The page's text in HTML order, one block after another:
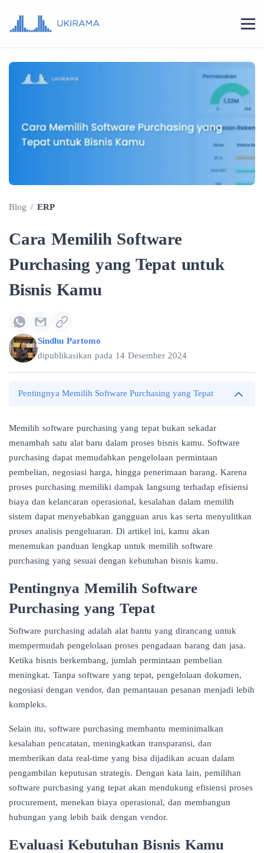
Blog / ERP
Cara Memilih Software
Purchasing yang Tepat untuk
Bisnis Kamu
Sindhu Partomo
dipublikasikan pada 14 Desember 2024
Pentingnya Memilih Software Purchasing yang Tepat
Memilih software purchasing yang tepat bukan sekadar
menambah satu alat baru dalam proses bisnis kamu. Software
purchasing dapat memudahkan pengelolaan permintaan
pembelian, negosiasi harga, hingga penerimaan barang. Karena
proses purchasing memiliki dampak langsung terhadap efisiensi
biaya dan kelancaran operasional, kesalahan dalam memilih
sistem dapat menyebabkan gangguan arus kas serta menyulitkan
proses analisis pengeluaran. Di artikel ini, kamu akan
menemukan panduan lengkap untuk memilih software
purchasing yang sesuai dengan kebutuhan bisnis kamu.
Pentingnya Memilih Software
Purchasing yang Tepat
Software purchasing adalah alat bantu yang dirancang untuk
mempermudah pengelolaan proses pengadaan barang dan jasa.
Ketika bisnis berkembang, jumlah permintaan pembelian
meningkat. Tanpa software yang tepat, pengelolaan dokumen,
negosiasi dengan vendor, dan pemantauan pesanan menjadi lebih
kompleks.
Selain itu, software purchasing membantu meminimalkan
kesalahan pencatatan, meningkatkan transparansi, dan
memberikan data real-time yang bisa dijadikan acuan dalam
pengambilan keputusan strategis. Dengan kata lain, pemilihan
software purchasing yang tepat akan mendukung efisiensi proses
procurement, menekan biaya operasional, dan membangun
hubungan yang lebih baik dengan vendor.
Evaluasi Kebutuhan Bisnis Kamu